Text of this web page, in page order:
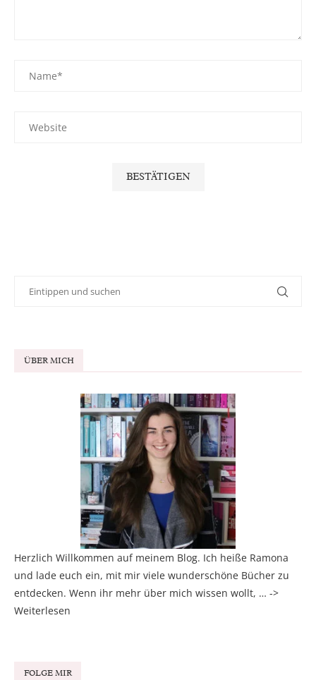
ÜBER MICH
Herzlich Willkommen auf meinem Blog. Ich heiße Ramona
und lade euch ein, mit mir viele wunderschöne Bücher zu
entdecken. Wenn ihr mehr über mich wissen wollt, … ->
Weiterlesen
FOLGE MIR